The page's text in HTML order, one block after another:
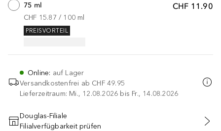
CHF 11.90
75 ml
CHF 15.87 / 100 ml
PREISVORTEIL
Online: auf Lager
Versandkostenfrei ab CHF 49.95
Lieferzeitraum: Mi., 12.08.2026 bis Fr., 14.08.2026
IN DEN WARENKORB
Douglas-Filiale
Filialverfügbarkeit prüfen